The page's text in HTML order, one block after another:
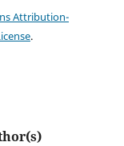
Attribution-
.